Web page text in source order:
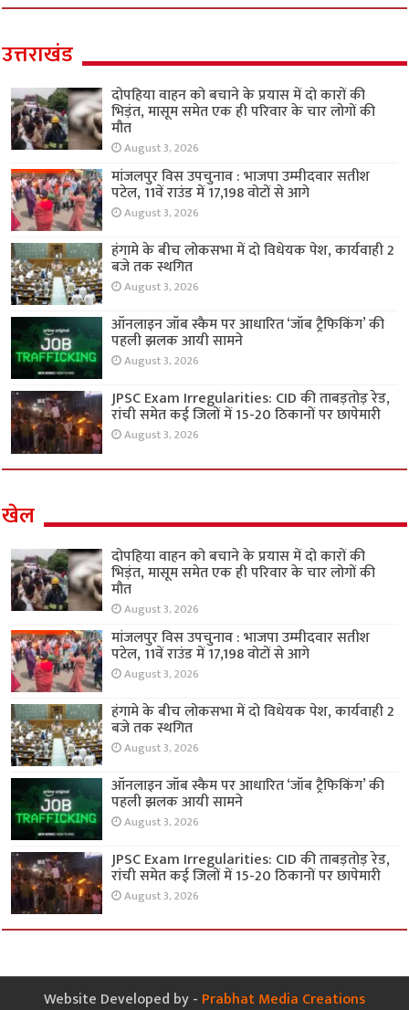
उत्तराखंड
दोपहिया वाहन को बचाने के प्रयास में दो कारों की
भिड़ंत, मासूम समेत एक ही परिवार के चार लोगों की
मौत
August 3, 2026
मांजलपुर विस उपचुनाव : भाजपा उम्मीदवार सतीश
पटेल, 11वें राउंड में 17,198 वोटों से आगे
August 3, 2026
हंगामे के बीच लोकसभा में दो विधेयक पेश, कार्यवाही 2
बजे तक स्थगित
August 3, 2026
ऑनलाइन जॉब स्कैम पर आधारित ‘जॉब ट्रैफिकिंग’ की
पहली झलक आयी सामने
August 3, 2026
JPSC Exam Irregularities: CID की ताबड़तोड़ रेड,
रांची समेत कई जिलों में 15-20 ठिकानों पर छापेमारी
August 3, 2026
खेल
दोपहिया वाहन को बचाने के प्रयास में दो कारों की
भिड़ंत, मासूम समेत एक ही परिवार के चार लोगों की
मौत
August 3, 2026
मांजलपुर विस उपचुनाव : भाजपा उम्मीदवार सतीश
पटेल, 11वें राउंड में 17,198 वोटों से आगे
August 3, 2026
हंगामे के बीच लोकसभा में दो विधेयक पेश, कार्यवाही 2
बजे तक स्थगित
August 3, 2026
ऑनलाइन जॉब स्कैम पर आधारित ‘जॉब ट्रैफिकिंग’ की
पहली झलक आयी सामने
August 3, 2026
JPSC Exam Irregularities: CID की ताबड़तोड़ रेड,
रांची समेत कई जिलों में 15-20 ठिकानों पर छापेमारी
August 3, 2026
Website Developed by - Prabhat Media Creations